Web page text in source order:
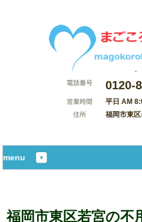
0120-
平日 AM
福岡市東
menu
福岡市東区若宮の不